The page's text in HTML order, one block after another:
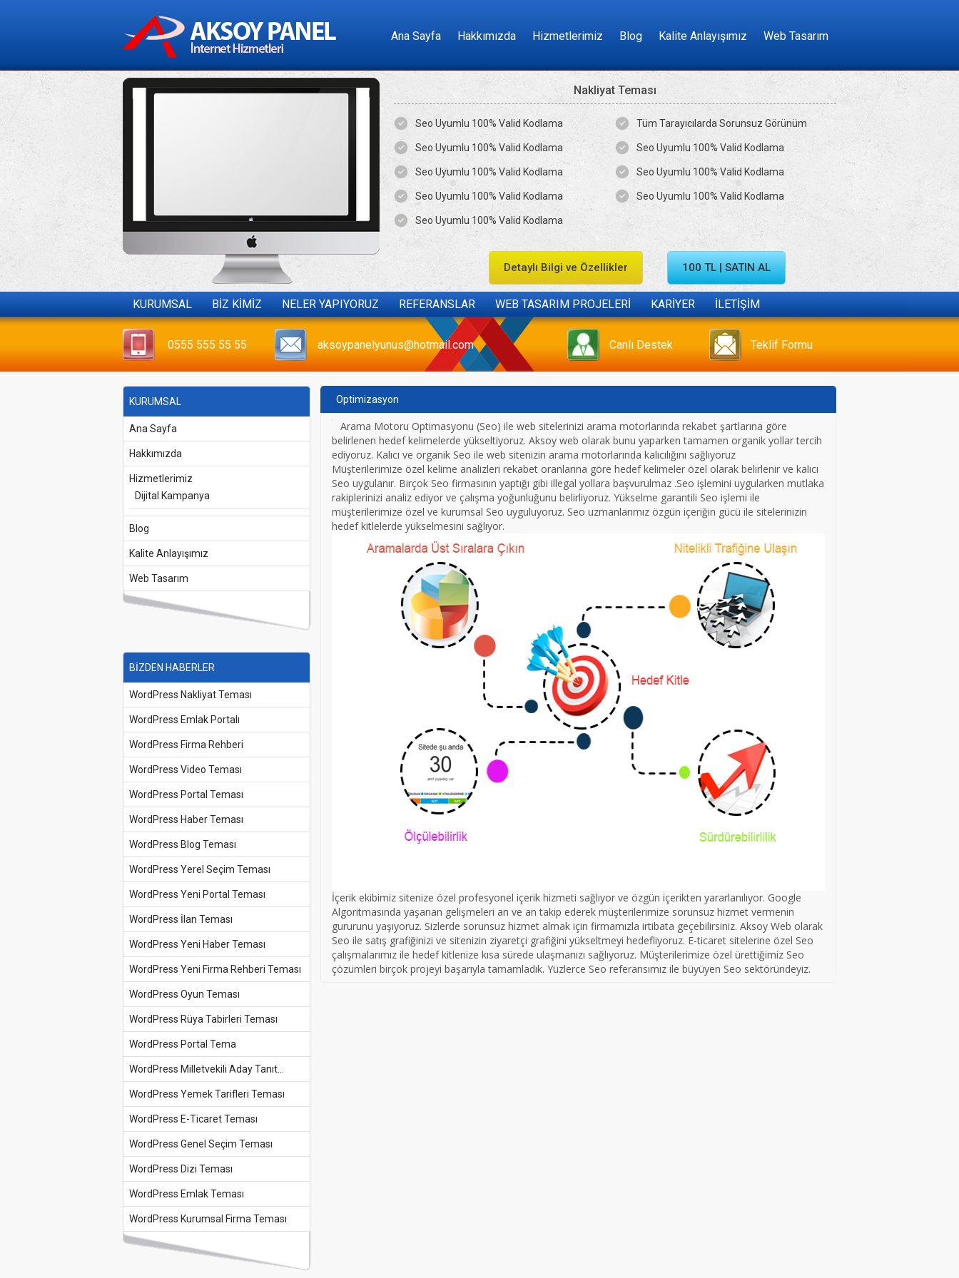
Ana Sayfa Hakkımızda Hizmetlerimiz Blog Kalite Anlayışımız Web Tasarım
Nakliyat Teması
Seo Uyumlu 100% Valid Kodlama Tüm Tarayıcılarda Sorunsuz Görünüm
Seo Uyumlu 100% Valid Kodlama Seo Uyumlu 100% Valid Kodlama
Seo Uyumlu 100% Valid Kodlama Seo Uyumlu 100% Valid Kodlama
Seo Uyumlu 100% Valid Kodlama Seo Uyumlu 100% Valid Kodlama
Seo Uyumlu 100% Valid Kodlama
Detaylı Bilgi ve Özellikler 100 TL | SATIN AL
KURUMSAL BİZ KİMİZ NELER YAPIYORUZ REFERANSLAR WEB TASARIM PROJELERİ KARİYER İLETİŞİM
0555 555 55 55 aksoypanelyunus@hotmail.com Canlı Destek Teklif Formu
KURUMSAL
Ana Sayfa
Hakkımızda
Hizmetlerimiz
Dijital Kampanya
Blog
Kalite Anlayışımız
Web Tasarım
BİZDEN HABERLER
WordPress Nakliyat Teması
WordPress Emlak Portalı
WordPress Firma Rehberi
WordPress Video Teması
WordPress Portal Teması
WordPress Haber Teması
WordPress Blog Teması
WordPress Yerel Seçim Teması
WordPress Yeni Portal Teması
WordPress İlan Teması
WordPress Yeni Haber Teması
WordPress Yeni Firma Rehberi Teması
WordPress Oyun Teması
WordPress Rüya Tabirleri Teması
WordPress Portal Tema
WordPress Milletvekili Aday Tanıt...
WordPress Yemek Tarifleri Teması
WordPress E-Ticaret Teması
WordPress Genel Seçim Teması
WordPress Dizi Teması
WordPress Emlak Teması
WordPress Kurumsal Firma Teması
Optimizasyon
Arama Motoru Optimasyonu (Seo) ile web sitelerinizi arama motorlarında rekabet şartlarına göre
belirlenen hedef kelimelerde yükseltiyoruz. Aksoy web olarak bunu yaparken tamamen organik yollar tercih
ediyoruz. Kalıcı ve organik Seo ile web sitenizin arama motorlarında kalıcılığını sağlıyoruz
Müşterilerimize özel kelime analizleri rekabet oranlarına göre hedef kelimeler özel olarak belirlenir ve kalıcı
Seo uygulanır. Birçok Seo firmasının yaptığı gibi illegal yollara başvurulmaz .Seo işlemini uygularken mutlaka
rakiplerinizi analiz ediyor ve çalışma yoğunluğunu belirliyoruz. Yükselme garantili Seo işlemi ile
müşterilerimize özel ve kurumsal Seo uyguluyoruz. Seo uzmanlarımız özgün içeriğin gücü ile sitelerinizin
hedef kitlelerde yükselmesini sağlıyor.
İçerik ekibimiz sitenize özel profesyonel içerik hizmeti sağlıyor ve özgün içerikten yararlanılıyor. Google
Algoritmasında yaşanan gelişmeleri an ve an takip ederek müşterilerimize sorunsuz hizmet vermenin
gururunu yaşıyoruz. Sizlerde sorunsuz hizmet almak için firmamızla irtibata geçebilirsiniz. Aksoy Web olarak
Seo ile satış grafiğinizi ve sitenizin ziyaretçi grafiğini yükseltmeyi hedefliyoruz. E-ticaret sitelerine özel Seo
çalışmalarımız ile hedef kitlenize kısa sürede ulaşmanızı sağlıyoruz. Müşterilerimize özel ürettiğimiz Seo
çözümleri birçok projeyi başarıyla tamamladık. Yüzlerce Seo referansımız ile büyüyen Seo sektöründeyiz.